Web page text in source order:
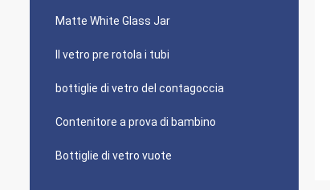
Matte White Glass Jar
Il vetro pre rotola i tubi
bottiglie di vetro del contagoccia
Contenitore a prova di bambino
Bottiglie di vetro vuote